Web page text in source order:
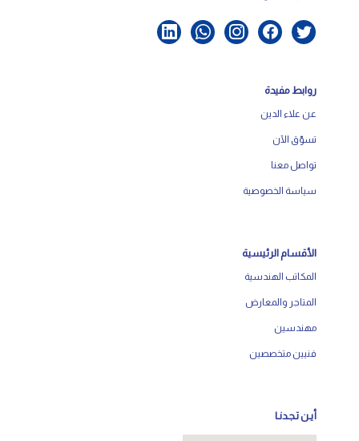
روابط مفيدة
عن علاء الدين
تسوّق الآن
تواصل معنا
سياسة الخصوصية
الأقسام الرئيسية
المكاتب الهندسية
المتاجر والمعارض
مهندسين
فنيين متخصصين
أيـن تـجـدنـا